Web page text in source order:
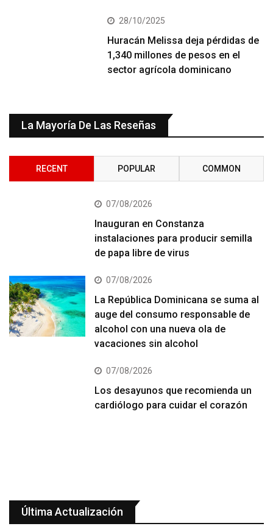
28/10/2025
Huracán Melissa deja pérdidas de
1,340 millones de pesos en el
sector agrícola dominicano
La Mayoría De Las Reseñas
RECENT POPULAR COMMON
07/08/2026
Inauguran en Constanza
instalaciones para producir semilla
de papa libre de virus
07/08/2026
La República Dominicana se suma al
auge del consumo responsable de
alcohol con una nueva ola de
vacaciones sin alcohol
07/08/2026
Los desayunos que recomienda un
cardiólogo para cuidar el corazón
Última Actualización